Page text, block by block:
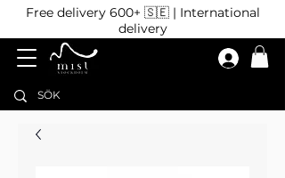
Free delivery 600+ 🇸🇪 | International
delivery